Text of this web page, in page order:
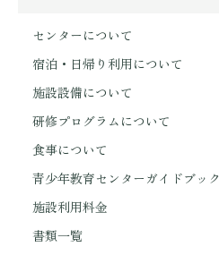
センターについて
宿泊・日帰り利用について
施設設備について
研修プログラムについて
食事について
青少年教育センターガイドブック
施設利用料金
書類一覧